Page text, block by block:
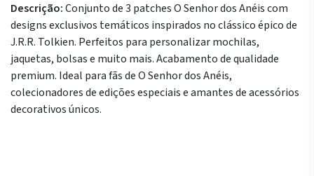
Descrição:Conjunto de 3 patches O Senhor dos Anéis com
designs exclusivos temáticos inspirados no clássico épico de
J.R.R. Tolkien. Perfeitos para personalizar mochilas,
jaquetas, bolsas e muito mais. Acabamento de qualidade
premium. Ideal para fãs de O Senhor dos Anéis,
colecionadores de edições especiais e amantes de acessórios
decorativos únicos.